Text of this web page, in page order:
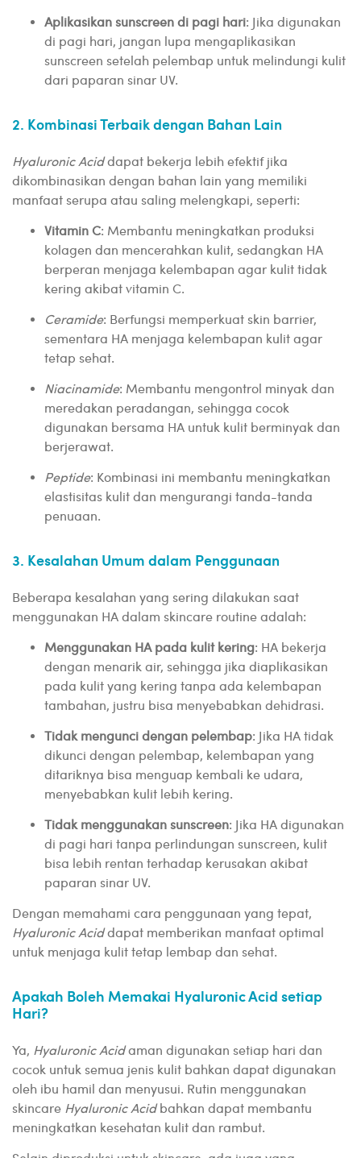
Aplikasikan sunscreen di pagi hari: Jika digunakan
di pagi hari, jangan lupa mengaplikasikan
sunscreen setelah pelembap untuk melindungi kulit
dari paparan sinar UV.
2. Kombinasi Terbaik dengan Bahan Lain
Hyaluronic Aciddapat bekerja lebih efektif jika
dikombinasikan dengan bahan lain yang memiliki
manfaat serupa atau saling melengkapi, seperti:
Vitamin C: Membantu meningkatkan produksi
kolagen dan mencerahkan kulit, sedangkan HA
berperan menjaga kelembapan agar kulit tidak
kering akibat vitamin C.
Ceramide: Berfungsi memperkuat skin barrier,
sementara HA menjaga kelembapan kulit agar
tetap sehat.
Niacinamide: Membantu mengontrol minyak dan
meredakan peradangan, sehingga cocok
digunakan bersama HA untuk kulit berminyak dan
berjerawat.
Peptide: Kombinasi ini membantu meningkatkan
elastisitas kulit dan mengurangi tanda-tanda
penuaan.
3. Kesalahan Umum dalam Penggunaan
Beberapa kesalahan yang sering dilakukan saat
menggunakan HA dalam skincare routine adalah:
Menggunakan HA pada kulit kering: HA bekerja
dengan menarik air, sehingga jika diaplikasikan
pada kulit yang kering tanpa ada kelembapan
tambahan, justru bisa menyebabkan dehidrasi.
Tidak mengunci dengan pelembap: Jika HA tidak
dikunci dengan pelembap, kelembapan yang
ditariknya bisa menguap kembali ke udara,
menyebabkan kulit lebih kering.
Tidak menggunakan sunscreen: Jika HA digunakan
di pagi hari tanpa perlindungan sunscreen, kulit
bisa lebih rentan terhadap kerusakan akibat
paparan sinar UV.
Dengan memahami cara penggunaan yang tepat,
Hyaluronic Aciddapat memberikan manfaat optimal
untuk menjaga kulit tetap lembap dan sehat.
Apakah Boleh Memakai Hyaluronic Acid setiap
Hari?
Ya, Hyaluronic Acidaman digunakan setiap hari dan
cocok untuk semua jenis kulit bahkan dapat digunakan
oleh ibu hamil dan menyusui. Rutin menggunakan
skincare Hyaluronic Acidbahkan dapat membantu
meningkatkan kesehatan kulit dan rambut.